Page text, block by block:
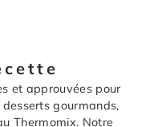
et approuvées pour
gourmands,
Thermomix. Notre